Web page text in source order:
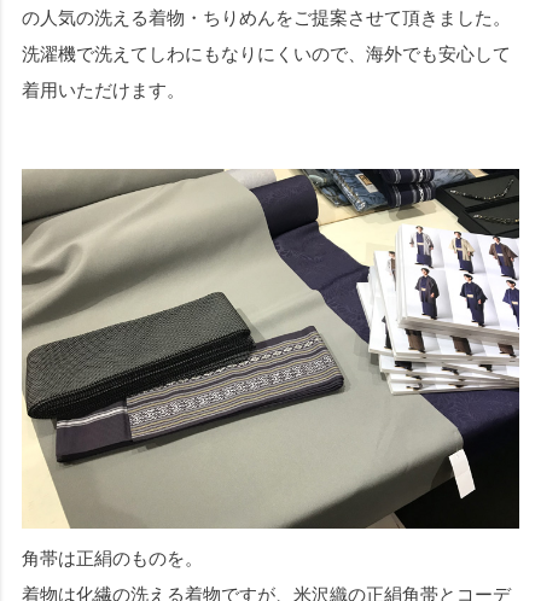
の人気の洗える着物・ちりめんをご提案させて頂きました。
洗濯機で洗えてしわにもなりにくいので、海外でも安心して
着用いただけます。
角帯は正絹のものを。
着物は化繊の洗える着物ですが、米沢織の正絹角帯とコーデ